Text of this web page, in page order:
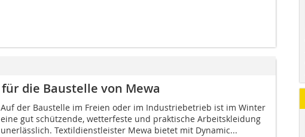
die Baustelle von Mewa
Auf der Baustelle im Freien oder im Industriebetrieb ist im Winter
eine gut schützende, wetterfeste und praktische Arbeitskleidung
unerlässlich. Textildienstleister Mewa bietet mit Dynamic...